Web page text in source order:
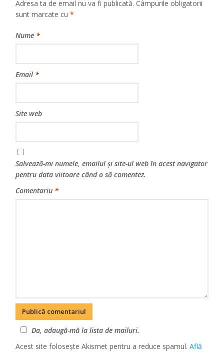
Adresa ta de email nu va fi publicată. Câmpurile obligatorii
sunt marcate cu*
Nume *
Email *
Site web
Salvează-mi numele, emailul și site-ul web în acest navigator
pentru data viitoare când o să comentez.
Comentariu *
Da, adaugă-mă la lista de mailuri.
Acest site folosește Akismet pentru a reduce spamul.Află